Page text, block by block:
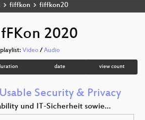
fiffkon fiffkon20
2020
Video / Audio
date view count
Security & Privacy
und IT-Sicherheit sowie…